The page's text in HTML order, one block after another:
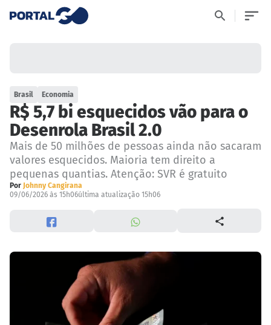
Brasil Economia
R$ 5,7 bi esquecidos vão para o
Desenrola Brasil 2.0
Mais de 50 milhões de pessoas ainda não sacaram
valores esquecidos. Maioria tem direito a
pequenas quantias. Atenção: SVR é gratuito
Por Johnny Cangirana
09/06/2026 às 15h06última atualização 15h06